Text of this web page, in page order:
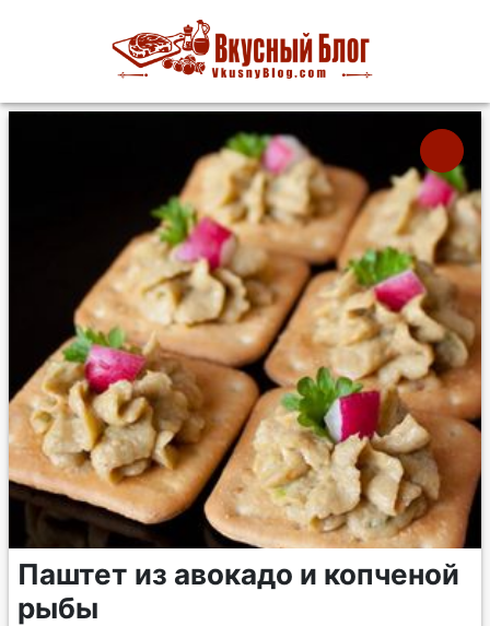
Паштет из авокадо и копченой
рыбы